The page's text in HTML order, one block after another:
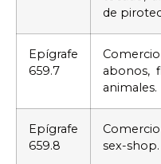
de
Epígrafe
659.7
abonos,
animales.
Epígrafe
659.8
sex-shop.